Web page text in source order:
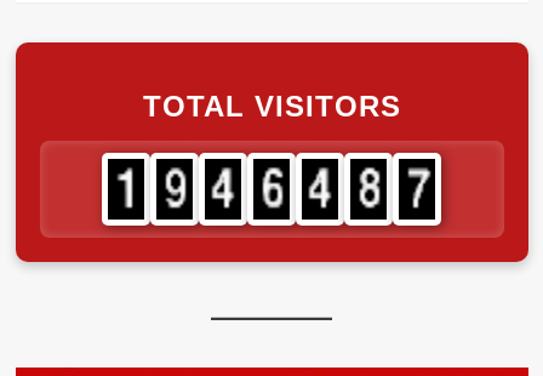
TOTAL VISITORS